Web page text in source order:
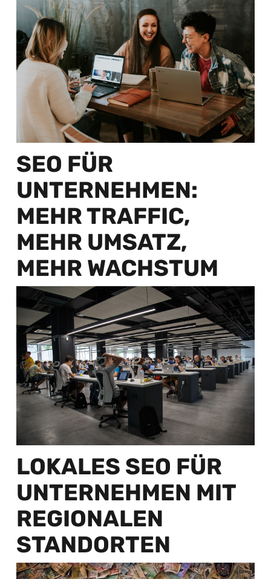
SEO FÜR
UNTERNEHMEN:
MEHR TRAFFIC,
MEHR UMSATZ,
MEHR WACHSTUM
LOKALES SEO FÜR
UNTERNEHMEN MIT
REGIONALEN
STANDORTEN